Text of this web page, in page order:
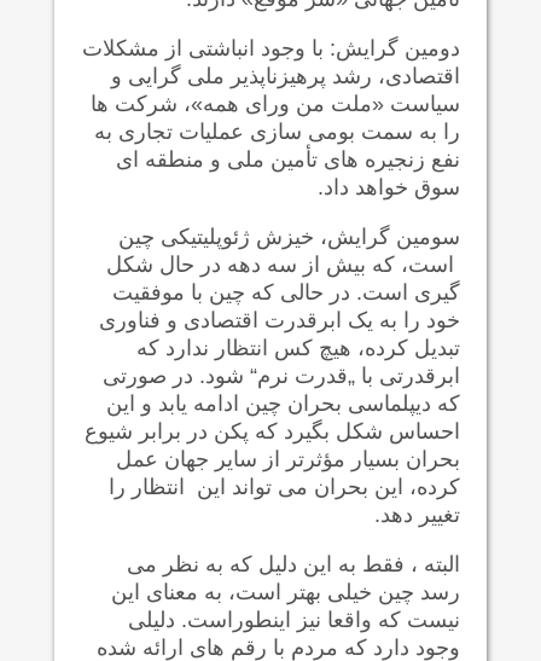
دومین گرایش: با وجود انباشتی از مشکلات
اقتصادی، رشد پرهیزناپذیر ملی گرایی و ​​
سیاست «ملت من ورای همه»، شرکت ها
را به سمت بومی سازی عملیات تجاری به
نفع زنجیره های تأمین ملی و منطقه ای
سوق خواهد داد.
سومین گرایش، خیزش ژئوپلیتیکی چین
است، که بیش از سه دهه در حال شکل
گیری است. در حالی که چین با موفقیت
خود را به یک ابرقدرت اقتصادی و فناوری
تبدیل کرده، هیچ کس انتظار ندارد که
ابرقدرتی با „قدرت نرم“ شود. در صورتی
که دیپلماسی بحران چین ادامه یابد و این
احساس شکل بگیرد که پکن در برابر شیوع
بحران بسیار مؤثرتر از سایر جهان عمل
کرده، این بحران می تواند این انتظار را
تغییر دهد.
البته ، فقط به این دلیل که به نظر می
رسد چین خیلی بهتر است، به معنای این
نیست که واقعا نیز اینطوراست. دلیلی
وجود دارد که مردم با رقم های ارائه شده